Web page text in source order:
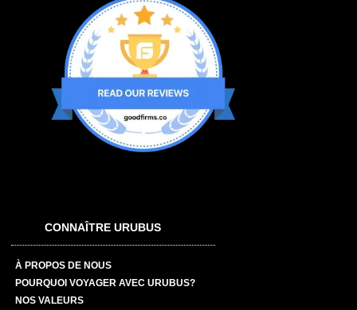
CONNAÎTRE URUBUS
À PROPOS DE NOUS
POURQUOI VOYAGER AVEC URUBUS?
NOS VALEURS